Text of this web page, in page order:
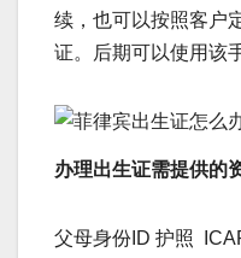
续，也可以按照客户
证。后期可以使用该
办理出生证需提供的
父母身份ID 护照